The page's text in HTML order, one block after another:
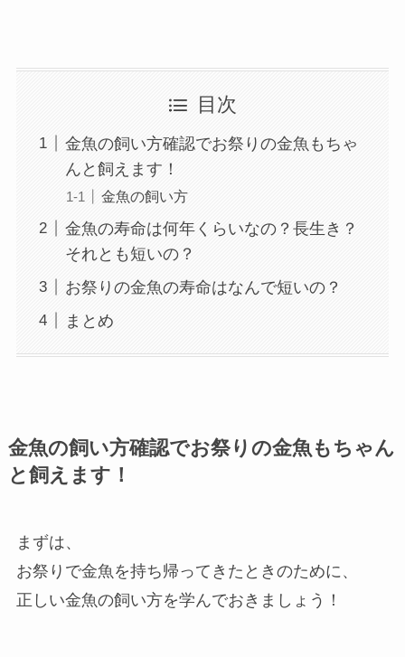
目次
金魚の飼い方確認でお祭りの金魚もちゃ
んと飼えます！
金魚の飼い方
金魚の寿命は何年くらいなの？長生き？
それとも短いの？
お祭りの金魚の寿命はなんで短いの？
まとめ
金魚の飼い方確認でお祭りの金魚もちゃん
と飼えます！
まずは、
お祭りで金魚を持ち帰ってきたときのために、
正しい金魚の飼い方を学んでおきましょう！